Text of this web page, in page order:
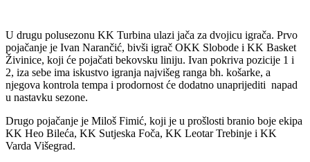
U drugu polusezonu KK Turbina ulazi jača za dvojicu igrača. Prvo
pojačanje je Ivan Narančić, bivši igrač OKK Slobode i KK Basket
Živinice, koji će pojačati bekovsku liniju. Ivan pokriva pozicije 1 i
2, iza sebe ima iskustvo igranja najvišeg ranga bh. košarke, a
njegova kontrola tempa i prodornost će dodatno unaprijediti napad
u nastavku sezone.
Drugo pojačanje je Miloš Fimić, koji je u prošlosti branio boje ekipa
KK Heo Bileća, KK Sutjeska Foča, KK Leotar Trebinje i KK
Varda Višegrad.